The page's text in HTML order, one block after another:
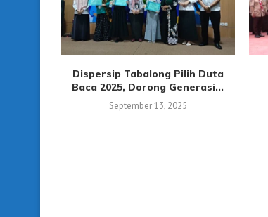
Dispersip Tabalong Pilih Duta
Baca 2025, Dorong Generasi...
September 13, 2025